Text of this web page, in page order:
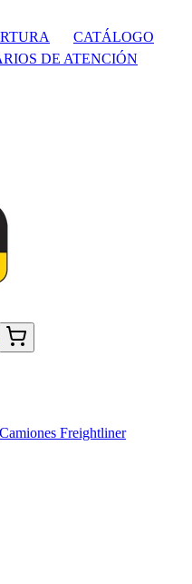
CATÁLOGO
DE ATENCIÓN
Freightliner